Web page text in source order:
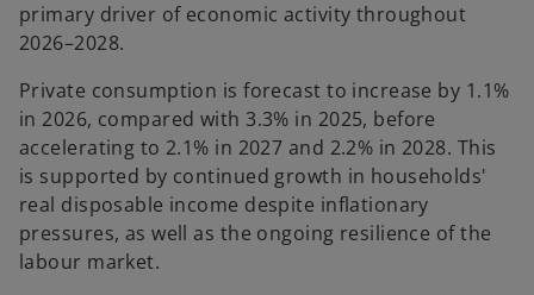
primary driver of economic activity throughout
2026–2028.
Private consumption is forecast to increase by 1.1%
in 2026, compared with 3.3% in 2025, before
accelerating to 2.1% in 2027 and 2.2% in 2028. This
is supported by continued growth in households'
real disposable income despite inflationary
pressures, as well as the ongoing resilience of the
labour market.